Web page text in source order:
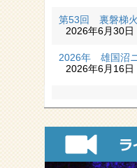
第53回 裏磐梯
2026年6月30日
2026年 雄国沼
2026年6月16日